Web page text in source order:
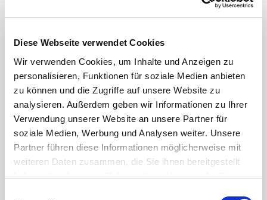
Diese Webseite verwendet Cookies
Wir verwenden Cookies, um Inhalte und Anzeigen zu
personalisieren, Funktionen für soziale Medien anbieten
zu können und die Zugriffe auf unsere Website zu
analysieren. Außerdem geben wir Informationen zu Ihrer
Verwendung unserer Website an unsere Partner für
soziale Medien, Werbung und Analysen weiter. Unsere
Partner führen diese Informationen möglicherweise mit
weiteren Daten zusammen, die Sie ihnen bereitgestellt
haben oder die sie im Rahmen Ihrer Nutzung der Dienste